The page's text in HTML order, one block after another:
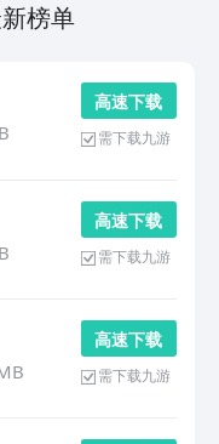
榜单
高 速 下 载
需下载九游
高 速 下 载
需下载九游
高 速 下 载
需下载九游